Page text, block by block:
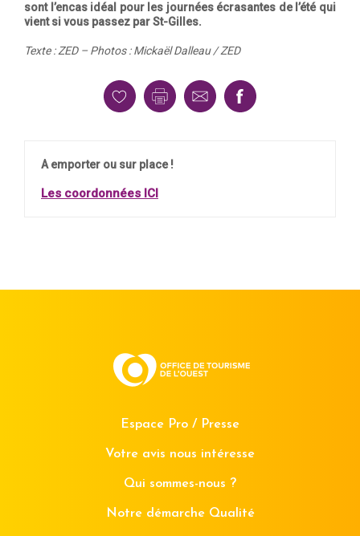
sont l’encas idéal pour les journées écrasantes de l’été qui
vient si vous passez par St-Gilles.
Texte : ZED – Photos : Mickaël Dalleau / ZED
A emporter ou sur place !
Les coordonnées ICI
Espace Pro / Presse
Votre avis nous intéresse
Qui sommes-nous ?
Notre démarche Qualité